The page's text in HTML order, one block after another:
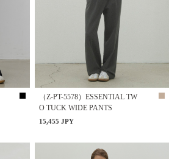
（Z-PT-5578）ESSENTIAL TW
O TUCK WIDE PANTS
15,455 JPY